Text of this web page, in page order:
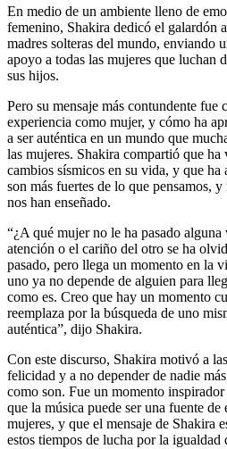
En medio de un ambiente lleno de
femenino, Shakira dedicó el galardón
madres solteras del mundo, enviando
apoyo a todas las mujeres que luchan
sus hijos.
Pero su mensaje más contundente fue
experiencia como mujer, y cómo ha
a ser auténtica en un mundo que
las mujeres. Shakira compartió que
cambios sísmicos en su vida, y que ha
son más fuertes de lo que pensamos,
nos han enseñado.
“¿A qué mujer no le ha pasado alguna
atención o el cariño del otro se ha
pasado, pero llega un momento en la
uno ya no depende de alguien para
como es. Creo que hay un momento
reemplaza por la búsqueda de uno
auténtica”, dijo Shakira.
Con este discurso, Shakira motivó a
felicidad y a no depender de nadie
como son. Fue un momento
que la música puede ser una fuente de
mujeres, y que el mensaje de Shakira
estos tiempos de lucha por la igualdad